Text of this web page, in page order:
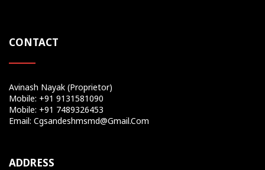
CONTACT
Avinash Nayak (Proprietor)
Mobile: +91 9131581090
Mobile: +91 7489326453
Email: Cgsandeshmsmd@gmail.com
ADDRESS